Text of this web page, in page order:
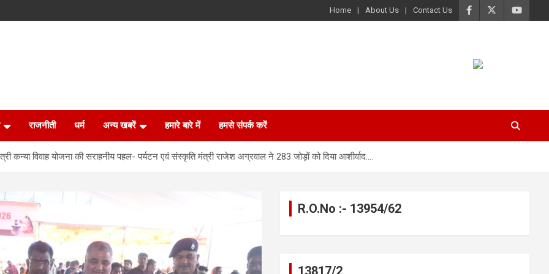
Home About Us Contact Us
राजनीती धर्म अन्य खबरें हमारे बारे में हमसे संपर्क करें
कन्या विवाह योजना की सराहनीय पहल- पर्यटन एवं संस्कृति मंत्री राजेश अग्रवाल ने 283 जोड़ों को दिया आशीर्वाद….
R.O.No :- 13954/62
13817/2